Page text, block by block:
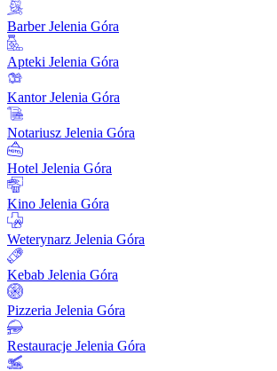
Barber Jelenia Góra
Apteki Jelenia Góra
Kantor Jelenia Góra
Notariusz Jelenia Góra
Hotel Jelenia Góra
Kino Jelenia Góra
Weterynarz Jelenia Góra
Kebab Jelenia Góra
Pizzeria Jelenia Góra
Restauracje Jelenia Góra